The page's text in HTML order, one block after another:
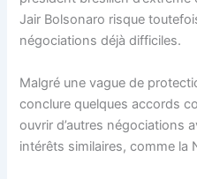
Jair Bolsonaro risque
négociations déjà difficiles.
Malgré une vague de
conclure quelques accords
ouvrir d’autres négociations
intérêts similaires, comme la